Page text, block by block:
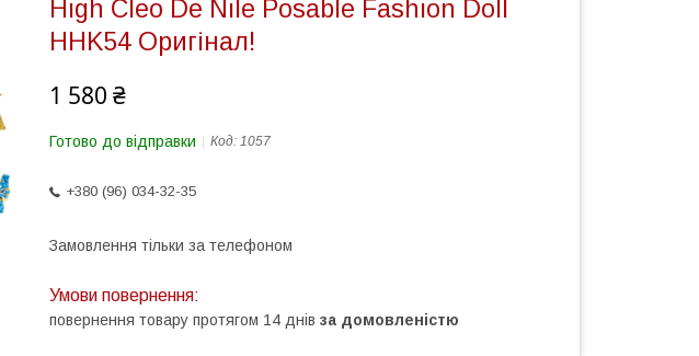
High Cleo De Nile Posable Fashion Doll
HHK54 Оригінал!
1 580 ₴
Готово до відправки Код: 1057
+380 (96) 034-32-35
Замовлення тільки за телефоном
повернення товару протягом 14 днів за домовленістю